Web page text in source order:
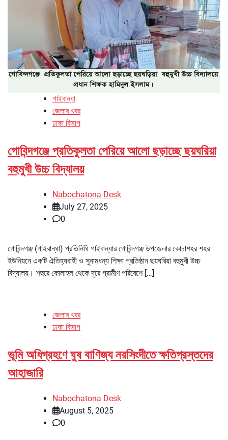
গাইবান্ধা
জেলার খবর
ঢাকা বিভাগ
গোবিন্দগঞ্জে প্রতিকুলতা পেরিয়ে আলো ছড়াচ্ছে ছয়ঘরিয়া
বহুমুখী উচ্চ বিদ্যালয়
Nabochatona Desk
July 27, 2025
0
গোবিন্দগঞ্জ (গাইবান্ধা) প্রতিনিধি গাইবান্ধার গোবিন্দগঞ্জ উপজেলার কোচাশহর শহর
ইউনিয়নে একটি ঐতিহ্যবাহী ও সুনামধন্য শিক্ষা প্রতিষ্ঠান ছয়ঘরিয়া বহুমুখী উচ্চ
বিদ্যালয়। শহুরে কোলাহল থেকে দূরে গ্রামীণ পরিবেশে […]
জেলার খবর
ঢাকা বিভাগ
ভূমি অধিগ্রহণে ঘুষ বাণিজ্য নরসিংদীতে ক্ষতিগ্রস্তদের
আহাজারি
Nabochatona Desk
August 5, 2025
0